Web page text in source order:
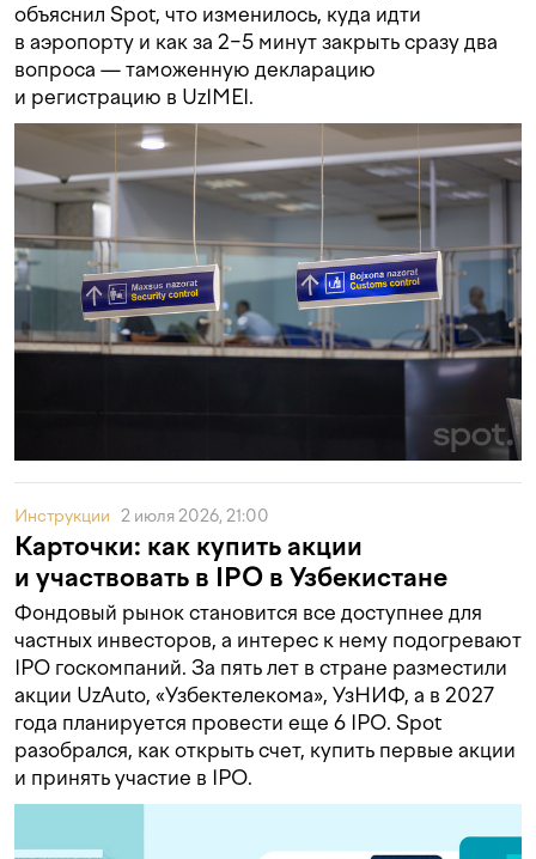
объяснил Spot, что изменилось, куда идти
в аэропорту и как за 2−5 минут закрыть сразу два
вопроса — таможенную декларацию
и регистрацию в UzIMEI.
Инструкции 2 июля 2026, 21:00
Карточки: как купить акции
и участвовать в IPO в Узбекистане
Фондовый рынок становится все доступнее для
частных инвесторов, а интерес к нему подогревают
IPO госкомпаний. За пять лет в стране разместили
акции UzAuto, «Узбектелекома», УзНИФ, а в 2027
года планируется провести еще 6 IPO. Spot
разобрался, как открыть счет, купить первые акции
и принять участие в IPO.